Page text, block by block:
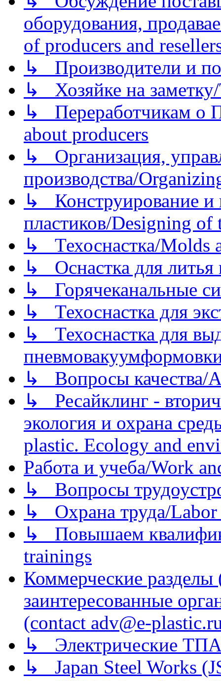
оборудования,
of producers and
↳ Производители и
↳ Хозяйке на
↳ Переработчикам о
about producers
↳ Организация,
производства/
↳ Конструирование и
пластиков/Designing of
↳ Техоснастка/Molds
↳ Оснастка для литья
↳ Горячеканальные
↳ Техоснастка для
↳ Техоснастка для
↳ Вопросы качества/
↳ Ресайклинг -
экология и охрана
plastic. Ecology and
Работа и учеба/Work
↳ Вопросы
↳ Охрана труда/Labor
↳ Повышаем
trainings
Коммерческие
заинтересованные
(contact adv@e-
↳ Электрические
↳ Japan Steel Works